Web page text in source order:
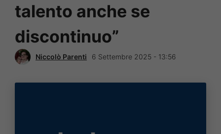
talento anche se
discontinuo”
Niccolò Parenti 6 Settembre 2025 - 13:56